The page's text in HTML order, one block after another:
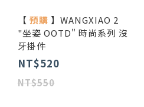
【 預購 】WANGXIAO 2
"坐姿 OOTD" 時尚系列 沒
牙掛件
NT$520
NT$550